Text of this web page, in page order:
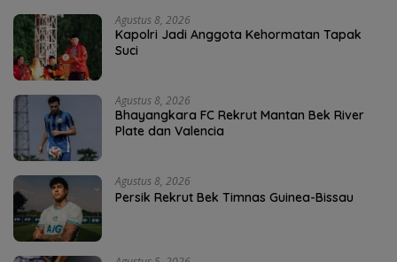
Agustus 8, 2026
Kapolri Jadi Anggota Kehormatan Tapak
Suci
Agustus 8, 2026
Bhayangkara FC Rekrut Mantan Bek River
Plate dan Valencia
Agustus 8, 2026
Persik Rekrut Bek Timnas Guinea-Bissau